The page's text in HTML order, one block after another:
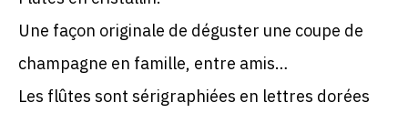
Une façon originale de déguster une coupe de
champagne en famille, entre amis…
Les flûtes sont sérigraphiées en lettres dorées